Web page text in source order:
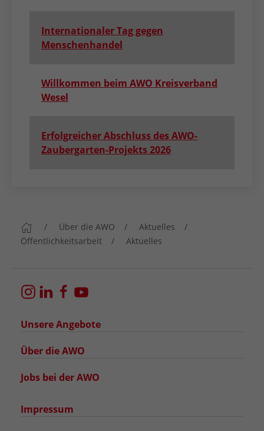
Internationaler Tag gegen
Menschenhandel
Willkommen beim AWO Kreisverband
Wesel
Erfolgreicher Abschluss des AWO-
Zaubergarten-Projekts 2026
Über die AWO
Aktuelles
Öffentlichkeitsarbeit
Aktuelles
Unsere Angebote
Über die AWO
Jobs bei der AWO
Impressum